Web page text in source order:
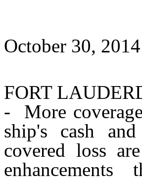
October 30,
FORT
- More
ship's cash
covered loss